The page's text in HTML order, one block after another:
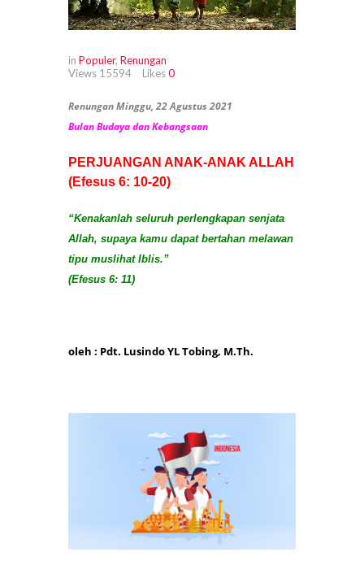
in Populer, Renungan
Views 15594 Likes0
Renungan Minggu, 22 Agustus 2021
Bulan Budaya dan Kebangsaan
PERJUANGAN ANAK-ANAK ALLAH
(Efesus 6: 10-20)
“Kenakanlah seluruh perlengkapan senjata
Allah, supaya kamu dapat bertahan melawan
tipu muslihat Iblis.”
(Efesus 6: 11)
oleh : Pdt. Lusindo YL Tobing, M.Th.